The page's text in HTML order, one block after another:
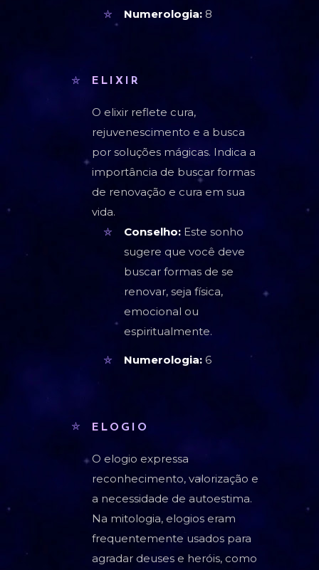
Numerologia: 8
ELIXIR
O elixir reflete cura,
rejuvenescimento e a busca
por soluções mágicas. Indica a
importância de buscar formas
de renovação e cura em sua
vida.
Conselho: Este sonho
sugere que você deve
buscar formas de se
renovar, seja física,
emocional ou
espiritualmente.
Numerologia: 6
ELOGIO
O elogio expressa
reconhecimento, valorização e
a necessidade de autoestima.
Na mitologia, elogios eram
frequentemente usados para
agradar deuses e heróis, como